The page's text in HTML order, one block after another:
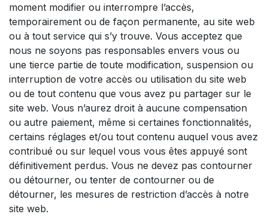
moment modifier ou interrompre l’accès,
temporairement ou de façon permanente, au site web
ou à tout service qui s’y trouve. Vous acceptez que
nous ne soyons pas responsables envers vous ou
une tierce partie de toute modification, suspension ou
interruption de votre accès ou utilisation du site web
ou de tout contenu que vous avez pu partager sur le
site web. Vous n’aurez droit à aucune compensation
ou autre paiement, même si certaines fonctionnalités,
certains réglages et/ou tout contenu auquel vous avez
contribué ou sur lequel vous vous êtes appuyé sont
définitivement perdus. Vous ne devez pas contourner
ou détourner, ou tenter de contourner ou de
détourner, les mesures de restriction d’accès à notre
site web.